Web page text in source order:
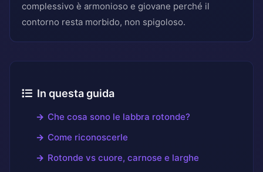
complessivo è armonioso e giovane perché il
contorno resta morbido, non spigoloso.
In questa guida
Che cosa sono le labbra rotonde?
Come riconoscerle
Rotonde vs cuore, carnose e larghe